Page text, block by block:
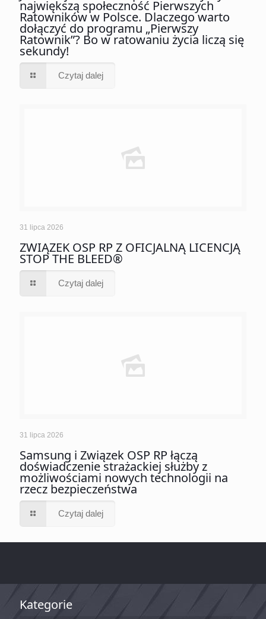
największą społeczność Pierwszych
Ratowników w Polsce. Dlaczego warto
dołączyć do programu „Pierwszy
Ratownik”? Bo w ratowaniu życia liczą się
sekundy!
Czytaj dalej
31 lipca 2026
ZWIĄZEK OSP RP Z OFICJALNĄ LICENCJĄ
STOP THE BLEED®
Czytaj dalej
31 lipca 2026
Samsung i Związek OSP RP łączą
doświadczenie strażackiej służby z
możliwościami nowych technologii na
rzecz bezpieczeństwa
Czytaj dalej
Kategorie